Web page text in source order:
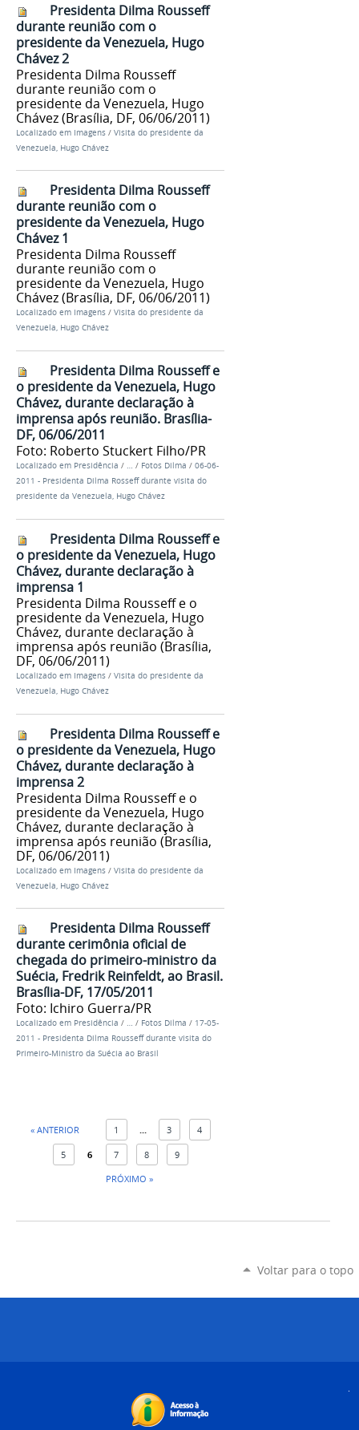
Presidenta Dilma Rousseff
durante reunião com o
presidente da Venezuela, Hugo
Chávez 2
Presidenta Dilma Rousseff
durante reunião com o
presidente da Venezuela, Hugo
Chávez (Brasília, DF, 06/06/2011)
Localizado em Imagens / Visita do presidente da
Venezuela, Hugo Chávez
Presidenta Dilma Rousseff
durante reunião com o
presidente da Venezuela, Hugo
Chávez 1
Presidenta Dilma Rousseff
durante reunião com o
presidente da Venezuela, Hugo
Chávez (Brasília, DF, 06/06/2011)
Localizado em Imagens / Visita do presidente da
Venezuela, Hugo Chávez
Presidenta Dilma Rousseff e
o presidente da Venezuela, Hugo
Chávez, durante declaração à
imprensa após reunião. Brasília-
DF, 06/06/2011
Foto: Roberto Stuckert Filho/PR
Localizado em Presidência / … / Fotos Dilma / 06-06-
2011 - Presidenta Dilma Rosseff durante visita do
presidente da Venezuela, Hugo Chávez
Presidenta Dilma Rousseff e
o presidente da Venezuela, Hugo
Chávez, durante declaração à
imprensa 1
Presidenta Dilma Rousseff e o
presidente da Venezuela, Hugo
Chávez, durante declaração à
imprensa após reunião (Brasília,
DF, 06/06/2011)
Localizado em Imagens / Visita do presidente da
Venezuela, Hugo Chávez
Presidenta Dilma Rousseff e
o presidente da Venezuela, Hugo
Chávez, durante declaração à
imprensa 2
Presidenta Dilma Rousseff e o
presidente da Venezuela, Hugo
Chávez, durante declaração à
imprensa após reunião (Brasília,
DF, 06/06/2011)
Localizado em Imagens / Visita do presidente da
Venezuela, Hugo Chávez
Presidenta Dilma Rousseff
durante cerimônia oficial de
chegada do primeiro-ministro da
Suécia, Fredrik Reinfeldt, ao Brasil.
Brasília-DF, 17/05/2011
Foto: Ichiro Guerra/PR
Localizado em Presidência / … / Fotos Dilma / 17-05-
2011 - Presidenta Dilma Rousseff durante visita do
Primeiro-Ministro da Suécia ao Brasil
« ANTERIOR 1 ... 3 4
5 6 7 8
9
PRÓXIMO »
Voltar para o topo